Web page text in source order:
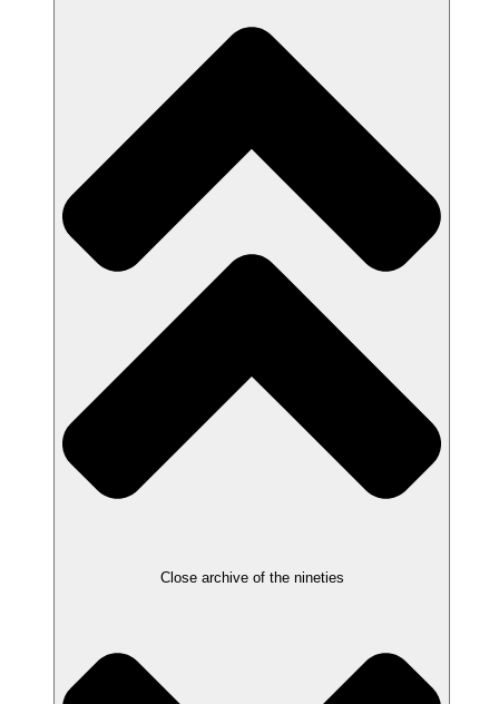
Close archive of the nineties